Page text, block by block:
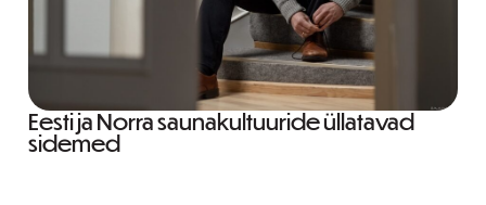
Eesti ja Norra saunakultuuride üllatavad
sidemed